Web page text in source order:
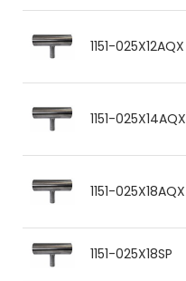
1151-025X12AQX
1151-025X14AQX
1151-025X18AQX
1151-025X18SP